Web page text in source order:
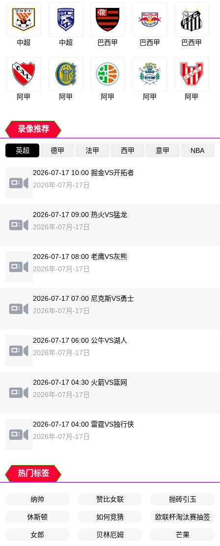
中超 中超 巴西甲 巴西甲 巴西甲
阿甲 阿甲 阿甲 阿甲 阿甲
录像推荐
英超 德甲 法甲 西甲 意甲 NBA
2026-07-17 10:00 掘金VS开拓者
2026年-07月-17日
2026-07-17 09:00 热火VS猛龙
2026年-07月-17日
2026-07-17 08:00 老鹰VS灰熊
2026年-07月-17日
2026-07-17 07:00 尼克斯VS勇士
2026年-07月-17日
2026-07-17 06:00 公牛VS湖人
2026年-07月-17日
2026-07-17 04:30 火箭VS篮网
2026年-07月-17日
2026-07-17 04:00 雷霆VS独行侠
2026年-07月-17日
热门标签
纳帅 赞比女联 抛砖引玉
休斯顿 如何竞猜 欧联杯淘汰赛抽签
女郎 贝林厄姆 芒果